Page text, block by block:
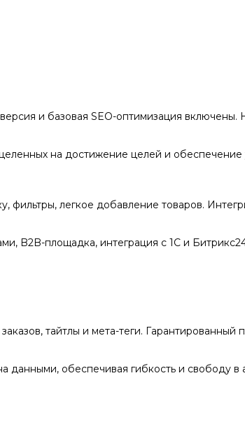
и базовая SEO-оптимизация включены.
на достижение целей и
легкое добавление товаров.
B2B-площадка, интеграция с 1С и
тайтлы и мета-теги. Гарантированный
обеспечивая гибкость и свободу в